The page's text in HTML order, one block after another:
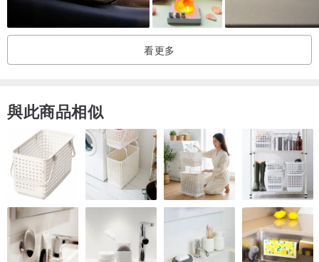
品牌牛皮紙盒包裝
1. 插入擴香竹即可使用
3. 若覺得香味減弱，可以將擴香竹倒至或更換新的擴香竹
4. 可自由加入各式擴香竹及乾燥花作為裝飾
5. 天然精油沉澱為正常現象，可均勻搖晃後再行使用，不影響擴香
6. 特殊用法: 請參考松果擴香竹網頁
產地/製造方式
台灣 手工製造
看更多
與此商品相似